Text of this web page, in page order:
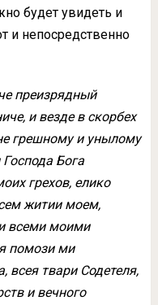
будет увидеть и
и непосредственно
преизрядный
и везде в скорбех
грешному и унылому
Бога
грехов, елико
житии моем,
всеми моими
помози ми
всея твари Содетеля,
и вечного